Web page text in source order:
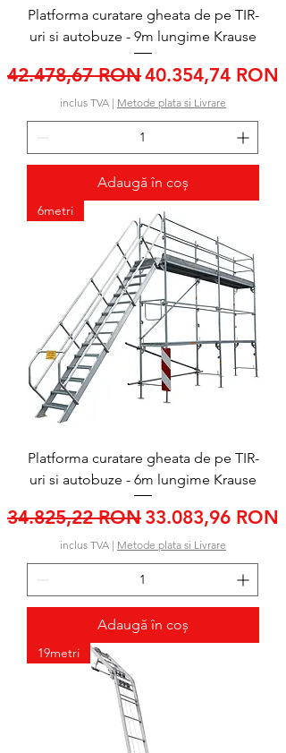
Platforma curatare gheata de pe TIR-
uri si autobuze - 9m lungime Krause
Preț normal
42.478,67 RONPreț redus
40.354,74 RON
inclus TVA | Metode plata si Livrare
Adaugă în coș
6metri
Platforma curatare gheata de pe TIR-
uri si autobuze - 6m lungime Krause
Preț normal
34.825,22 RON Preț redus
33.083,96 RON
inclus TVA | Metode plata si Livrare
Adaugă în coș
19metri